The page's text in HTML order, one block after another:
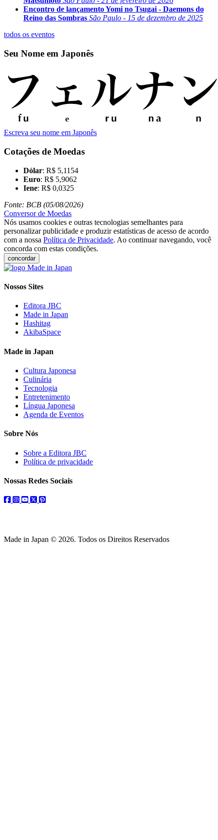
Encontro de lançamento Yomi no Tsugai - Daemons do
Reino das Sombras São Paulo - 15 de dezembro de 2025
todos os eventos
Seu Nome em Japonês
Escreva seu nome em Japonês
Cotações de Moedas
Dólar: R$ 5,1154
Euro: R$ 5,9062
Iene: R$ 0,0325
Fonte: BCB (05/08/2026)
Conversor de Moedas
Nós usamos cookies e outras tecnologias semelhantes para
personalizar publicidade e produzir estatísticas de acesso de acordo
com a nossa Política de Privacidade. Ao continuar navegando, você
concorda com estas condições.
concordar
Nossos Sites
Editora JBC
Made in Japan
Hashitag
AkibaSpace
Made in Japan
Cultura Japonesa
Culinária
Tecnologia
Entretenimento
Língua Japonesa
Agenda de Eventos
Sobre Nós
Sobre a Editora JBC
Política de privacidade
Nossas Redes Sociais
facebook
instagram
youtube
twitterpinterest
Made in Japan © 2026. Todos os Direitos Reservados